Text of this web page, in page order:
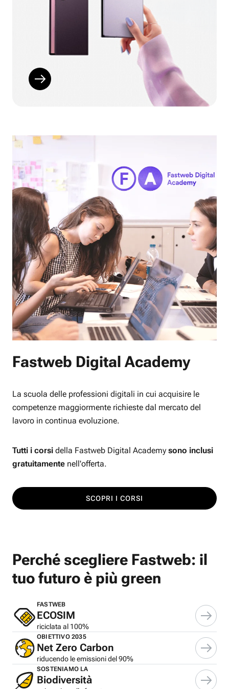
Fastweb Digital Academy
La scuola delle professioni digitali in cui acquisire le
competenze maggiormente richieste dal mercato del
lavoro in continua evoluzione.
Tutti i corsi della Fastweb Digital Academy sono inclusi
gratuitamente nell'offerta.
SCOPRI I CORSI
Perché scegliere Fastweb: il
tuo futuro è più green
FASTWEB
ECOSIM
riciclata al 100%
OBIETTIVO 2035
Net Zero Carbon
riducendo le emissioni del 90%
SOSTENIAMO LA
Biodiversità